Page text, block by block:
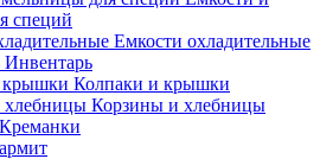
специй
Емкости охладительные
Инвентарь
Колпаки и крышки
Корзины и хлебницы
Креманки